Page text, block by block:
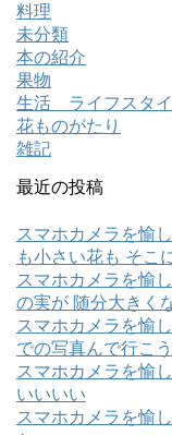
料理
未分類
本の紹介
果物
生活 ライフスタ
花ものがたり
雑記
最近の投稿
スマホカメラを愉
も小さい花も そこ
スマホカメラを愉
の実が 随分大きく
スマホカメラを愉
での写真んで行こ
スマホカメラを愉
いいいい
スマホカメラを愉